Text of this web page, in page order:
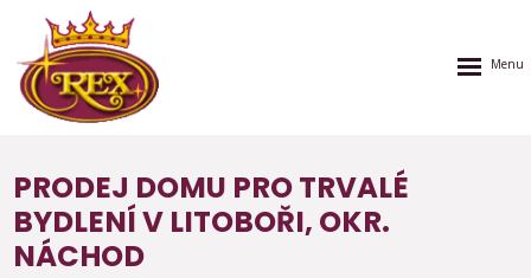
PRODEJ DOMU PRO TRVALÉ
BYDLENÍ V LITOBOŘI, OKR.
NÁCHOD